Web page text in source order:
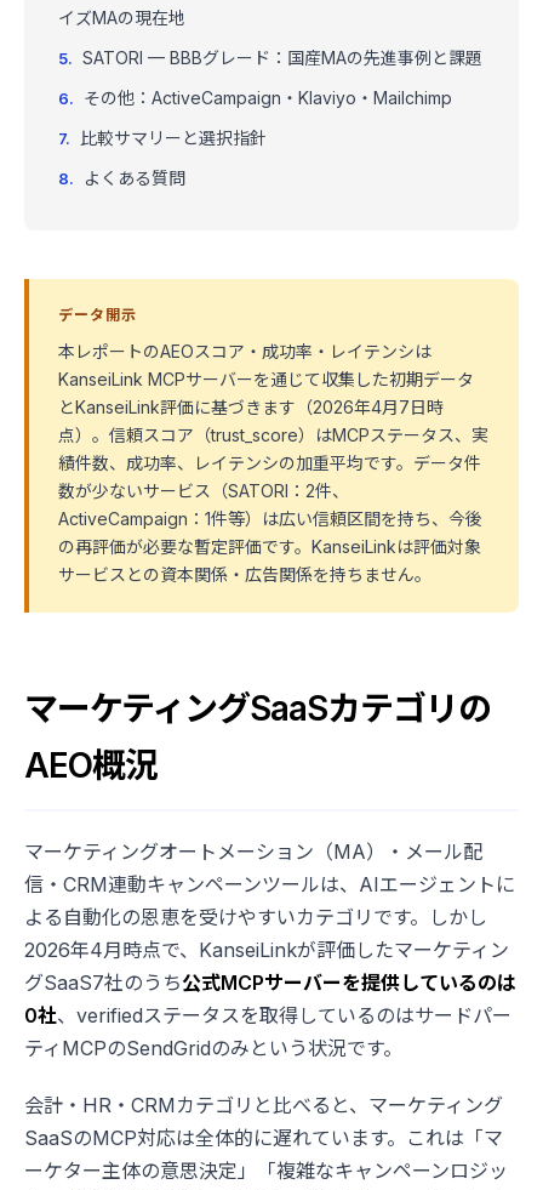
イズMAの現在地
SATORI — BBBグレード：国産MAの先進事例と課題
その他：ActiveCampaign・Klaviyo・Mailchimp
比較サマリーと選択指針
よくある質問
データ開示
本レポートのAEOスコア・成功率・レイテンシは
KanseiLink MCPサーバーを通じて収集した初期データ
とKanseiLink評価に基づきます（2026年4月7日時
点）。信頼スコア（trust_score）はMCPステータス、実
績件数、成功率、レイテンシの加重平均です。データ件
数が少ないサービス（SATORI：2件、
ActiveCampaign：1件等）は広い信頼区間を持ち、今後
の再評価が必要な暫定評価です。KanseiLinkは評価対象
サービスとの資本関係・広告関係を持ちません。
マーケティングSaaSカテゴリの
AEO概況
マーケティングオートメーション（MA）・メール配
信・CRM連動キャンペーンツールは、AIエージェントに
よる自動化の恩恵を受けやすいカテゴリです。しかし
2026年4月時点で、KanseiLinkが評価したマーケティン
グSaaS7社のうち公式MCPサーバーを提供しているのは
0社、verifiedステータスを取得しているのはサードパー
ティMCPのSendGridのみという状況です。
会計・HR・CRMカテゴリと比べると、マーケティング
SaaSのMCP対応は全体的に遅れています。これは「マ
ーケター主体の意思決定」「複雑なキャンペーンロジッ